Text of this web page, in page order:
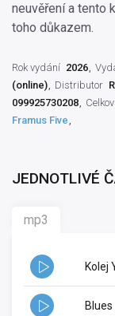
neuvěření a tento
toho důkazem.
Rok vydání 2026
(online)
Distributor
099925730208
Framus Five
JEDNOTLIVÉ
mp3
Kolej